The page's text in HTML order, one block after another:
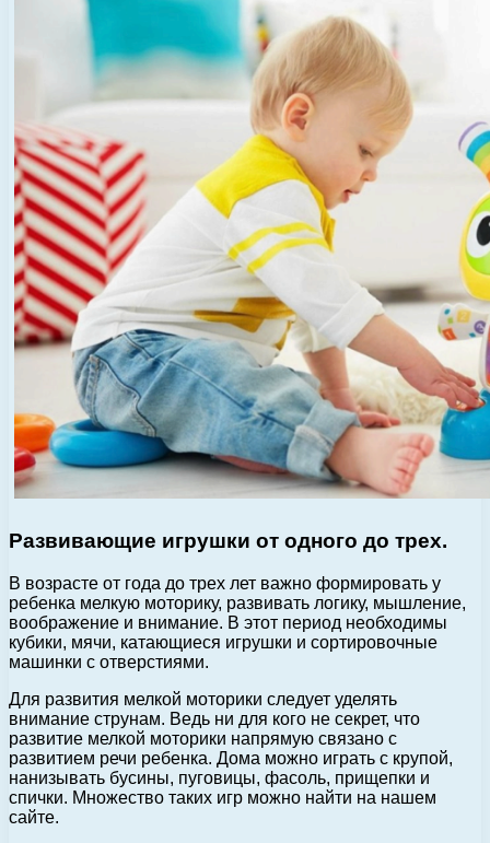
Развивающие игрушки от одного до трех.
В возрасте от года до трех лет важно формировать у
ребенка мелкую моторику, развивать логику, мышление,
воображение и внимание. В этот период необходимы
кубики, мячи, катающиеся игрушки и сортировочные
машинки с отверстиями.
Для развития мелкой моторики следует уделять
внимание струнам. Ведь ни для кого не секрет, что
развитие мелкой моторики напрямую связано с
развитием речи ребенка. Дома можно играть с крупой,
нанизывать бусины, пуговицы, фасоль, прищепки и
спички. Множество таких игр можно найти на нашем
сайте.